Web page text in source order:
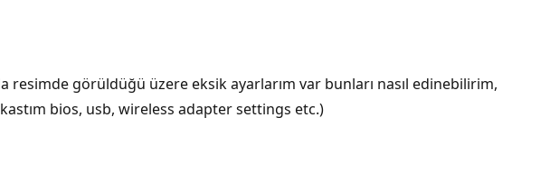
resimde görüldüğü üzere eksik ayarlarım var bunları nasıl edinebilirim,
bios, usb, wireless adapter settings etc.)